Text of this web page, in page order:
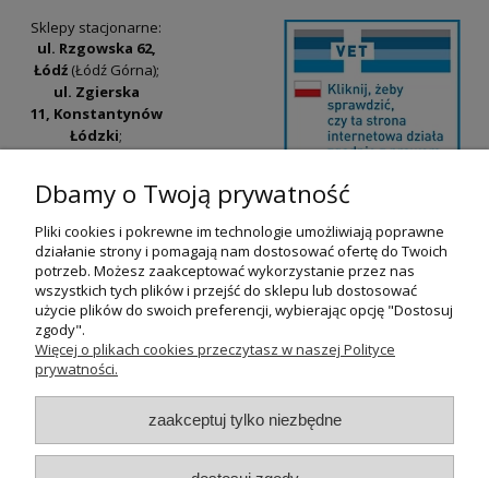
Sklepy stacjonarne:
ul. Rzgowska 62,
Łódź(Łódź Górna);
ul. Zgierska
11, Konstantynów
Łódzki;
Widzew).
Godziny otwarcia:
pn-pt 9:00-17:00
+48 530 230 483
psokoty@psokoty.pl
Sklep internetowy Shoper.pl
Dbamy o Twoją prywatność
Pliki cookies i pokrewne im technologie umożliwiają poprawne
działanie strony i pomagają nam dostosować ofertę do Twoich
potrzeb. Możesz zaakceptować wykorzystanie przez nas
wszystkich tych plików i przejść do sklepu lub dostosować
użycie plików do swoich preferencji, wybierając opcję "Dostosuj
zgody".
Więcej o plikach cookies przeczytasz w naszej Polityce
prywatności.
zaakceptuj tylko niezbędne